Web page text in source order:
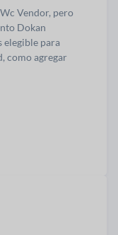
Vendor, pero
Dokan
elegible para
como agregar